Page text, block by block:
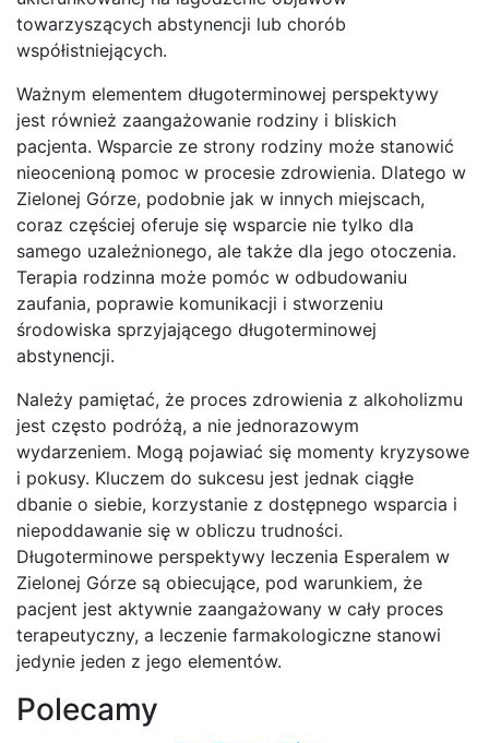
towarzyszących abstynencji lub chorób
współistniejących.
Ważnym elementem długoterminowej perspektywy
jest również zaangażowanie rodziny i bliskich
pacjenta. Wsparcie ze strony rodziny może stanowić
nieocenioną pomoc w procesie zdrowienia. Dlatego w
Zielonej Górze, podobnie jak w innych miejscach,
coraz częściej oferuje się wsparcie nie tylko dla
samego uzależnionego, ale także dla jego otoczenia.
Terapia rodzinna może pomóc w odbudowaniu
zaufania, poprawie komunikacji i stworzeniu
środowiska sprzyjającego długoterminowej
abstynencji.
Należy pamiętać, że proces zdrowienia z alkoholizmu
jest często podróżą, a nie jednorazowym
wydarzeniem. Mogą pojawiać się momenty kryzysowe
i pokusy. Kluczem do sukcesu jest jednak ciągłe
dbanie o siebie, korzystanie z dostępnego wsparcia i
niepoddawanie się w obliczu trudności.
Długoterminowe perspektywy leczenia Esperalem w
Zielonej Górze są obiecujące, pod warunkiem, że
pacjent jest aktywnie zaangażowany w cały proces
terapeutyczny, a leczenie farmakologiczne stanowi
jedynie jeden z jego elementów.
Polecamy